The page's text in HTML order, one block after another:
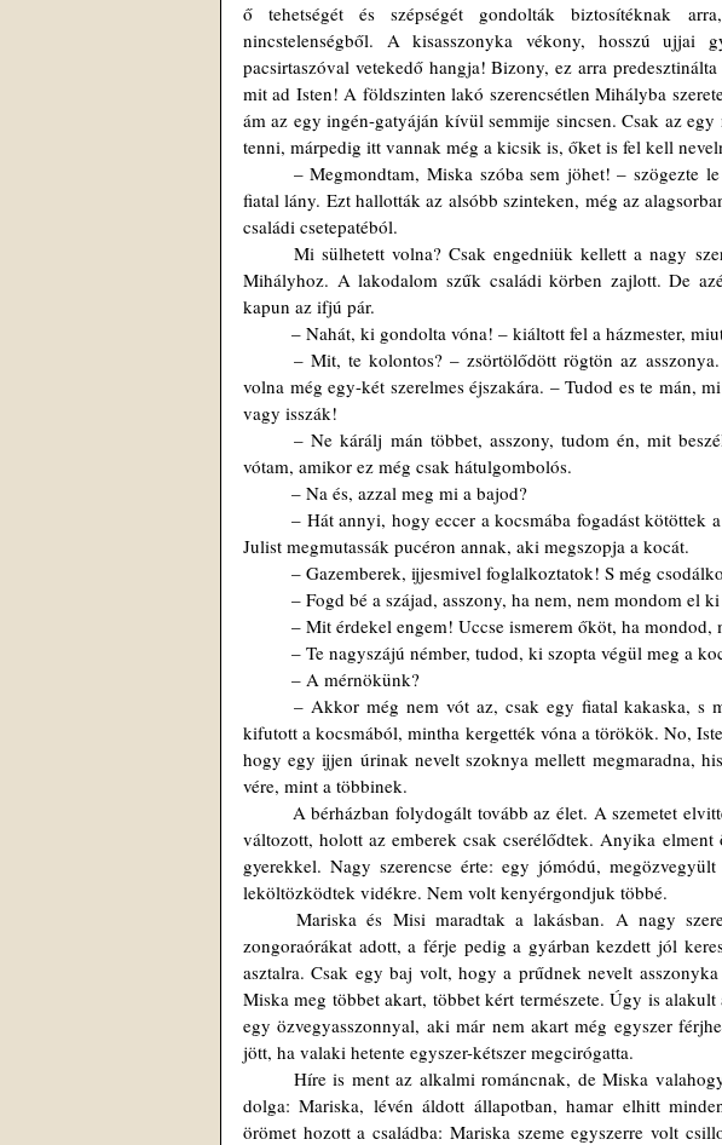
ő tehetségét és szépségét gondolták biztosítéknak
nincstelenségből. A kisasszonyka vékony, hosszú ujjai
pacsirtaszóval vetekedő hangja! Bizony, ez arra
mit ad Isten! A földszinten lakó szerencsétlen Mihályba
ám az egy ingén-gatyáján kívül semmije sincsen. Csak az
tenni, márpedig itt vannak még a kicsik is, őket is fel kell
fiatal lány. Ezt hallották az alsóbb szinteken, még az
családi csetepatéból.
	Mi sülhetett volna? Csak engedniük kellett a nagy szerelemnek, a lány hozzá is ment végül a kedves
Mihályhoz. A lakodalom szűk családi körben zajlott. De
kapun az ifjú pár.
– Nahát, ki gondolta vóna! – kiáltott fel a házmester,
	– Mit, te kolontos? – zsörtölődött rögtön az asszonya. – Hát ha szeretik egymást! –  Bizony, vágyott
volna még egy-két szerelmes éjszakára. – Tudod es te mán,
vagy isszák!
	– Ne kárálj mán többet, asszony, tudom én, mit beszélek. Falumbeli a Misi. Én mán katonakiszolgált
vótam, amikor ez még csak hátulgombolós.
	– Na és, azzal meg mi a bajod?
	– Hát annyi, hogy eccer a kocsmába fogadást kötöttek a nagy legények. Az vót a tét, hogy a ringó mellű
Julist megmutassák pucéron annak, aki megszopja a kocát.
– Gazemberek, ijjesmivel foglalkoztatok! S még
– Fogd bé a szájad, asszony, ha nem, nem mondom el ki
– Mit érdekel engem! Uccse ismerem őköt, ha
– Te nagyszájú némber, tudod, ki szopta végül meg a
	– A mérnökünk?
kifutott a kocsmából, mintha kergették vóna a törökök. No,
hogy egy ijjen úrinak nevelt szoknya mellett megmaradna,
vére, mint a többinek.
változott, holott az emberek csak cserélődtek. Anyika
gyerekkel. Nagy szerencse érte: egy jómódú,
leköltözködtek vidékre. Nem volt kenyérgondjuk többé.
	Mariska és Misi maradtak a lakásban. A nagy szerelem lassan megszokássá vált. A fiatalasszony
zongoraórákat adott, a férje pedig a gyárban kezdett jól
asztalra. Csak egy baj volt, hogy a prűdnek nevelt
Miska meg többet akart, többet kért természete. Úgy is
egy özvegyasszonnyal, aki már nem akart még egyszer
jött, ha valaki hetente egyszer-kétszer megcirógatta.
dolga: Mariska, lévén áldott állapotban, hamar elhitt
örömet hozott a családba: Mariska szeme egyszerre volt